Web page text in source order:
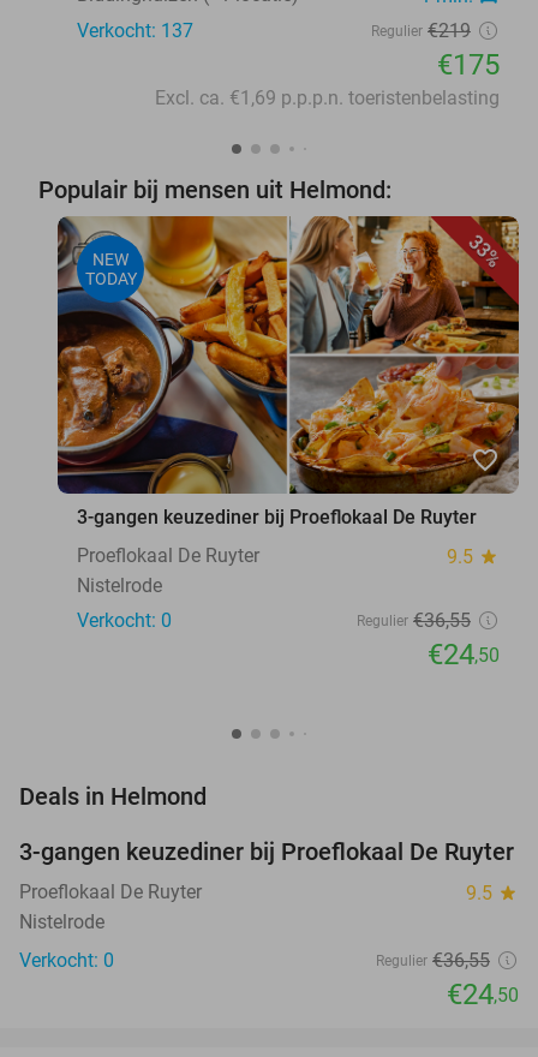
Verkocht: 137 Regulier €219
€175
Excl. ca. €1,69 p.p.p.n. toeristenbelasting
Populair bij mensen uit Helmond:
33%
NEW
TODAY
favorite_border
3-gangen keuzediner bij Proeflokaal De Ruyter
Proeflokaal De Ruyter
9.5 star
Nistelrode
Verkocht: 0
Regulier €36,55
€24,50
Deals in Helmond
33%
NEW
TODAY
3-gangen keuzediner bij Proeflokaal De Ruyter
Proeflokaal De Ruyter 9.5 star
Nistelrode
Verkocht: 0
Regulier €36,55
€24,50